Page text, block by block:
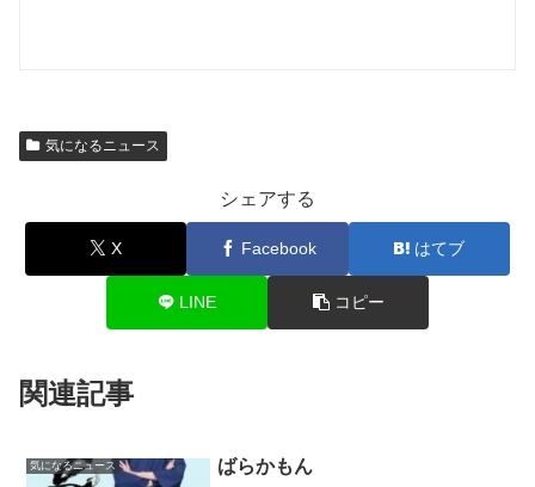
気になるニュース
シェアする
X Facebook はてブ
LINE コピー
関連記事
気になるニュース ばらかもん